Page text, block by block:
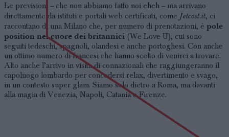
Le previsioni – che non abbiamo fatto noi eheh – ma arrivano
direttamente da istituti e portali web certificati, come Jetcost.it, ci
raccontano di una Milano che, per numero di prenotazioni, è pole
position nel cuore dei britannici (We Love U), cui sono
seguiti tedeschi, spagnoli, olandesi e anche portoghesi. Con anche
un ottimo numero di francesi che hanno scelto di venirci a trovare.
Alto anche l’arrivo in visita di connazionali che raggiungeranno il
capoluogo lombardo per concedersi relax, divertimento e svago,
in un contesto super glam. Siamo solo dietro a Roma, ma davanti
alla magia di Venezia, Napoli, Catania e Firenze.